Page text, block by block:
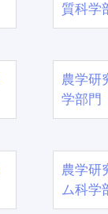
質科学
農学
学部門
農学
ム科学